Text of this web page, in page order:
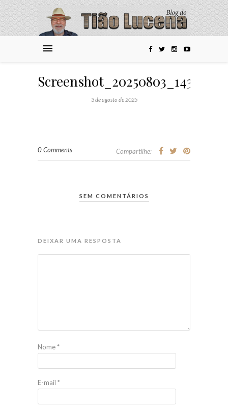
3 de agosto de 2025
0 Comments Compartilhe:
SEM COMENTÁRIOS
DEIXAR UMA RESPOSTA
Nome*
E-mail *